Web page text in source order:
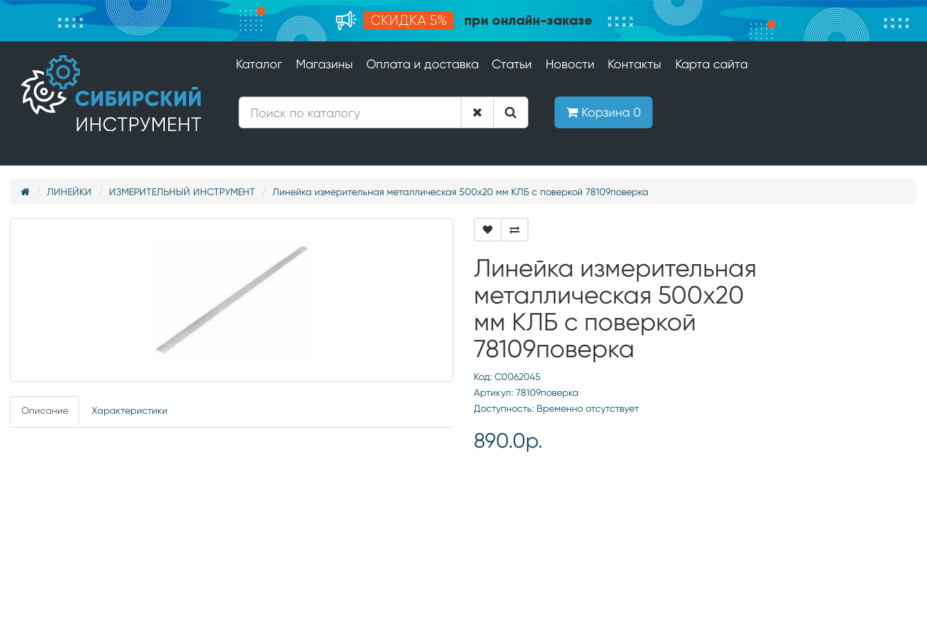
СКИДКА 5% при онлайн-заказе
Каталог Магазины Оплата и доставка Статьи Новости Контакты Карта сайта
Корзина 0
ЛИНЕЙКИ ИЗМЕРИТЕЛЬНЫЙ ИНСТРУМЕНТ Линейка измерительная металлическая 500х20 мм КЛБ с поверкой 78109поверка
Описание Характеристики
Линейка измерительная
металлическая 500х20
мм КЛБ с поверкой
78109поверка
Код: С0062045
Артикул: 78109поверка
Доступность: Временно отсутствует
890.0р.